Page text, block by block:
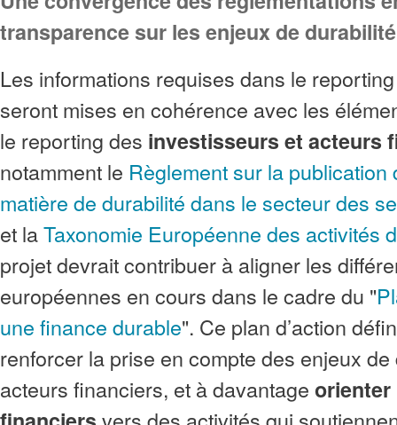
transparence sur les enjeux de
Les informations requises dans le
seront mises en cohérence avec les
le reporting des investisseurs et acteurs
notamment le Règlement sur la publication
matière de durabilité dans le secteur des
et laTaxonomie Européenne des activités
projet devrait contribuer à aligner les
européennes en cours dans le cadre du "
une finance durable". Ce plan d’action
renforcer la prise en compte des enjeux
acteurs financiers, et à davantage